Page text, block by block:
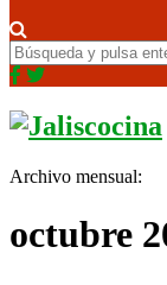
Archivo mensual:
octubre